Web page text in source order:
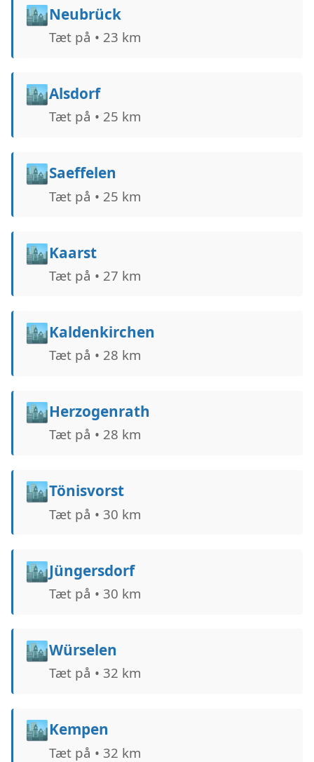
🏙️Neubrück
Tæt på • 23 km
🏙️Alsdorf
Tæt på • 25 km
🏙️Saeffelen
Tæt på • 25 km
🏙️Kaarst
Tæt på • 27 km
🏙️Kaldenkirchen
Tæt på • 28 km
🏙️Herzogenrath
Tæt på • 28 km
🏙️Tönisvorst
Tæt på • 30 km
🏙️Jüngersdorf
Tæt på • 30 km
🏙️Würselen
Tæt på • 32 km
🏙️Kempen
Tæt på • 32 km